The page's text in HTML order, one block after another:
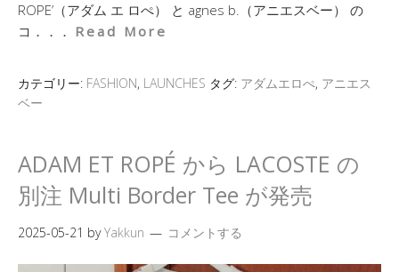
ROPE’（アダム エ ロぺ） と agnes b.（アニエスベー） の
コ．．． Read More
カテゴリー: FASHION, LAUNCHES タグ: アダムエロぺ, アニエス
ベー
ADAM ET ROPÉ から LACOSTE の
別注 Multi Border Tee が発売
2025-05-21 byYakkun コメントする